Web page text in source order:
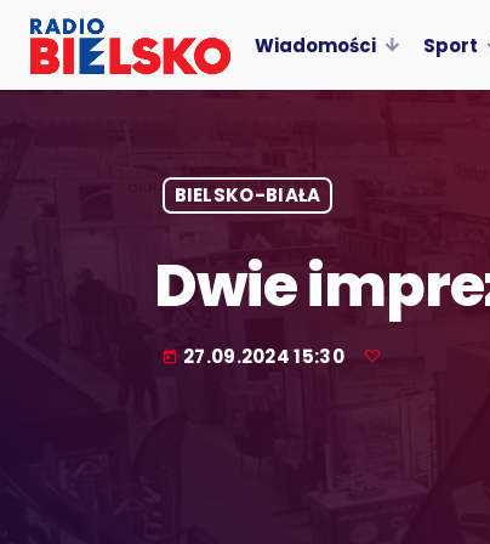
Wiadomości Sport
BIELSKO-BIAŁA
Dwie
today 27.09.2024 15:30